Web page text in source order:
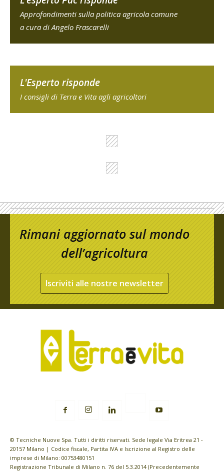
Approfondimenti sulla politica agricola comune
a cura di Angelo Frascarelli
L'Esperto risponde
I consigli di Terra e Vita agli agricoltori
Rimani aggiornato sul mondo
dell’agricoltura
Iscriviti alle nostre newsletter
© Tecniche Nuove Spa. Tutti i diritti riservati. Sede legale Via Eritrea 21 -
20157 Milano | Codice fiscale, Partita IVA e Iscrizione al Registro delle
imprese di Milano: 00753480151
Registrazione Tribunale di Milano n. 76 del 5.3.2014 (Precedentemente